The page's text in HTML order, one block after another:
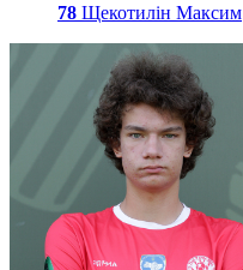
78 Щекотилін Максим